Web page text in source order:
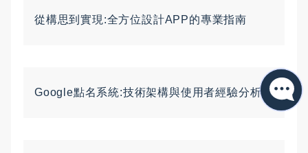
從構思到實現:全方位設計APP的專業指南
Google點名系統:技術架構與使用者經驗分析